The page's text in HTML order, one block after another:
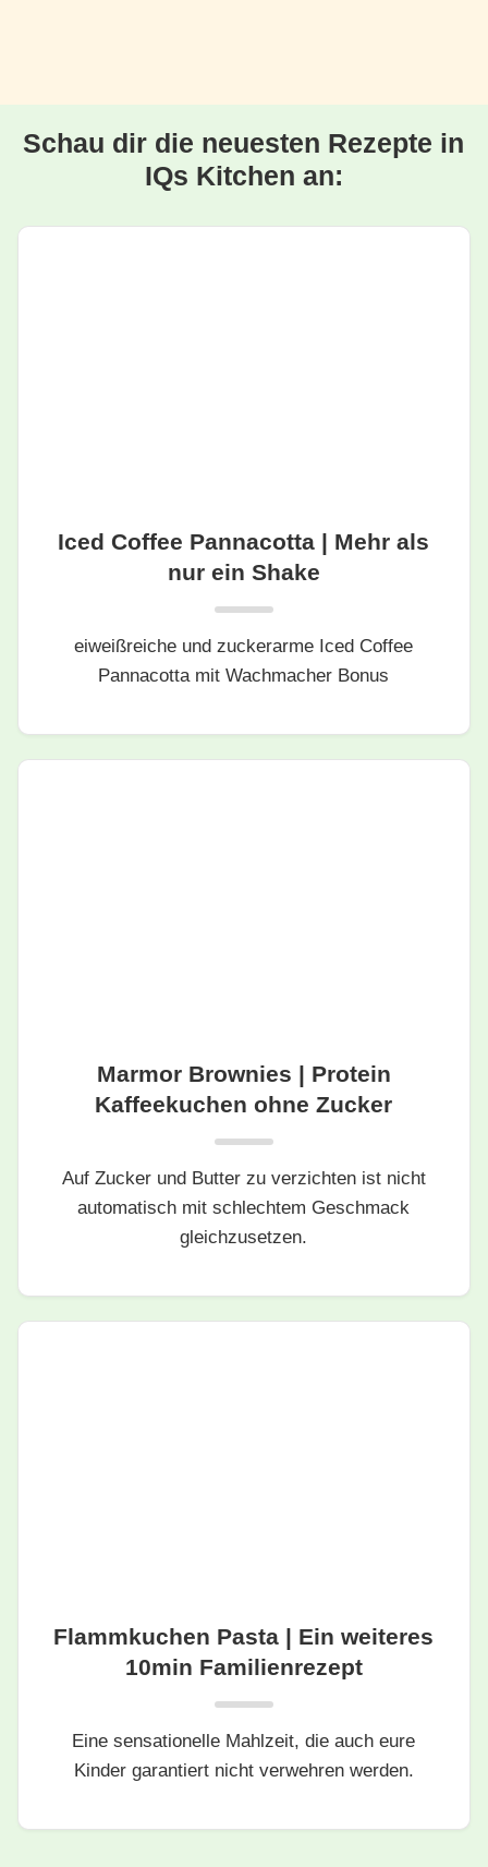
Schau dir die neuesten Rezepte in
IQs Kitchen an:
Iced Coffee Pannacotta | Mehr als
nur ein Shake
eiweißreiche und zuckerarme Iced Coffee
Pannacotta mit Wachmacher Bonus
Marmor Brownies | Protein
Kaffeekuchen ohne Zucker
Auf Zucker und Butter zu verzichten ist nicht
automatisch mit schlechtem Geschmack
gleichzusetzen.
Flammkuchen Pasta | Ein weiteres
10min Familienrezept
Eine sensationelle Mahlzeit, die auch eure
Kinder garantiert nicht verwehren werden.